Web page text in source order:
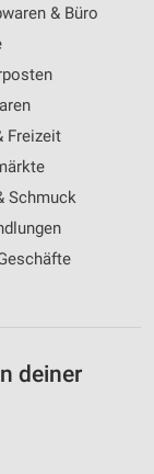
& Büro
Freizeit
Schmuck
deiner